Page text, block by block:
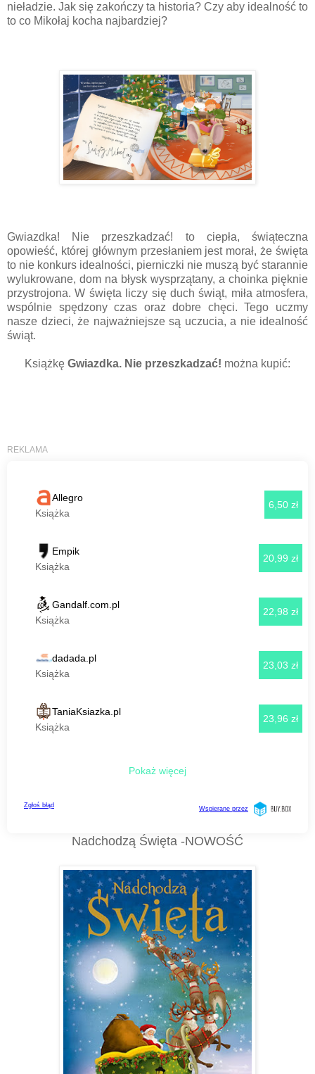
nieładzie. Jak się zakończy ta historia? Czy aby idealność to
to co Mikołaj kocha najbardziej?
Gwiazdka! Nie przeszkadzać! to ciepła, świąteczna
opowieść, której głównym przesłaniem jest morał, że święta
to nie konkurs idealności, pierniczki nie muszą być starannie
wylukrowane, dom na błysk wysprzątany, a choinka pięknie
przystrojona. W święta liczy się duch świąt, miła atmosfera,
wspólnie spędzony czas oraz dobre chęci. Tego uczmy
nasze dzieci, że najważniejsze są uczucia, a nie idealność
świąt.
Książkę Gwiazdka. Nie przeszkadzać! można kupić:
Nadchodzą Święta -NOWOŚĆ